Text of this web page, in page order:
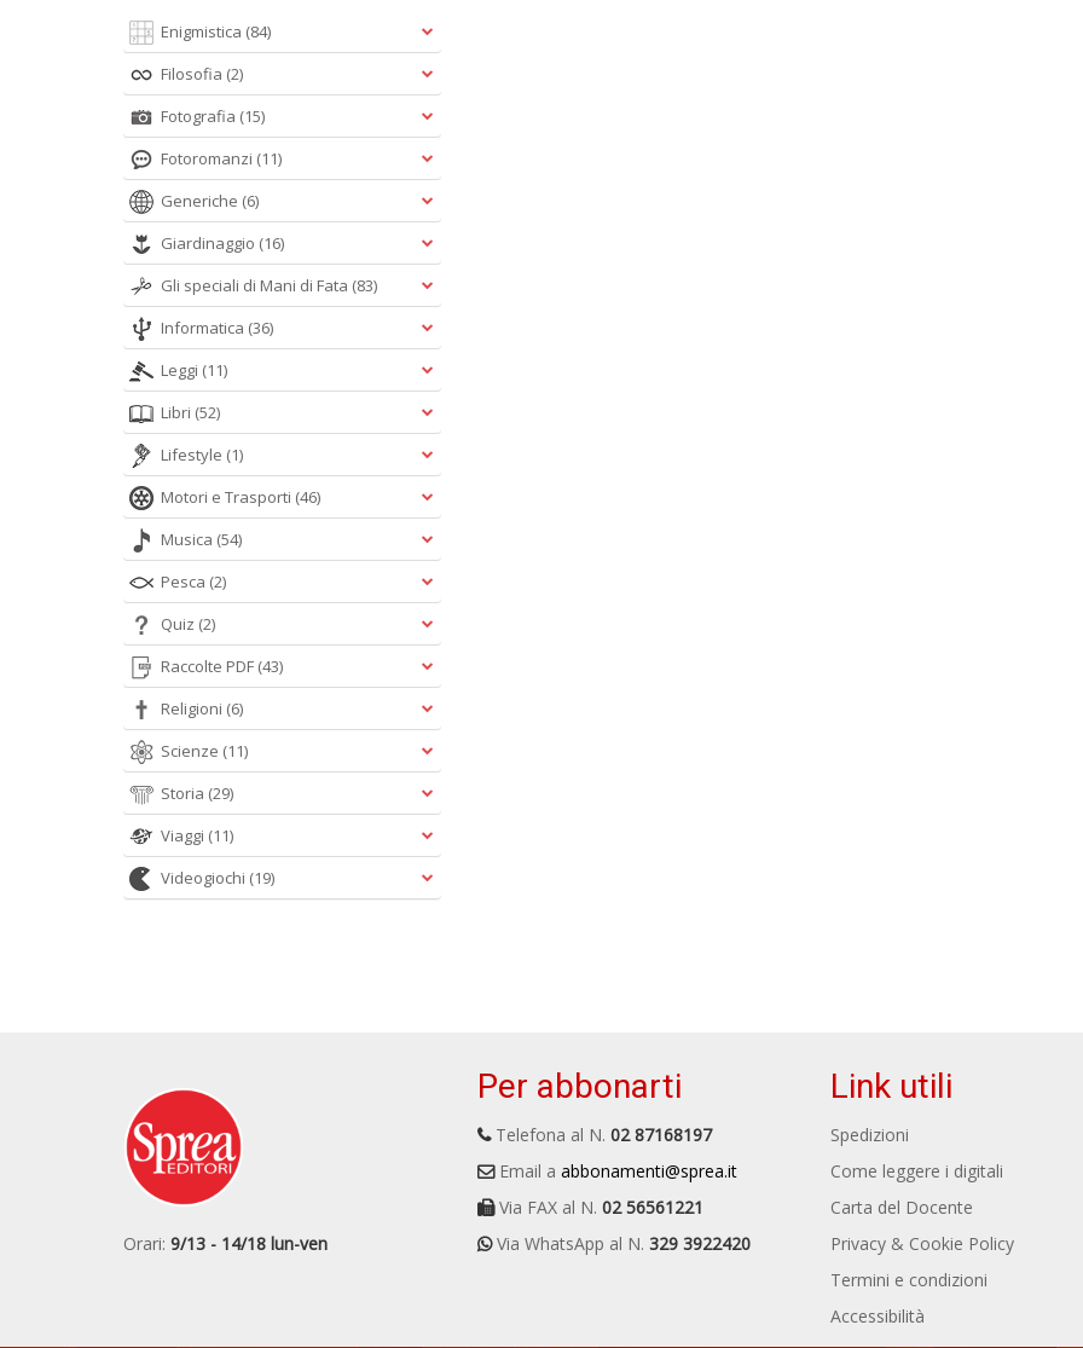
Enigmistica (84)
Filosofia (2)
Fotografia (15)
Fotoromanzi (11)
Generiche (6)
Giardinaggio (16)
Gli speciali di Mani di Fata (83)
Informatica (36)
Leggi (11)
Libri (52)
Lifestyle (1)
Motori e Trasporti (46)
Musica (54)
Pesca (2)
Quiz (2)
Raccolte PDF (43)
Religioni (6)
Scienze (11)
Storia (29)
Viaggi (11)
Videogiochi (19)
Orari: 9/13 - 14/18 lun-ven
Per abbonarti
Telefona al N. 02 87168197
Email a abbonamenti@sprea.it
Via FAX al N. 02 56561221
Via WhatsApp al N. 329 3922420
Link utili
Spedizioni
Come leggere i digitali
Carta del Docente
Privacy & Cookie Policy
Termini e condizioni
Accessibilità